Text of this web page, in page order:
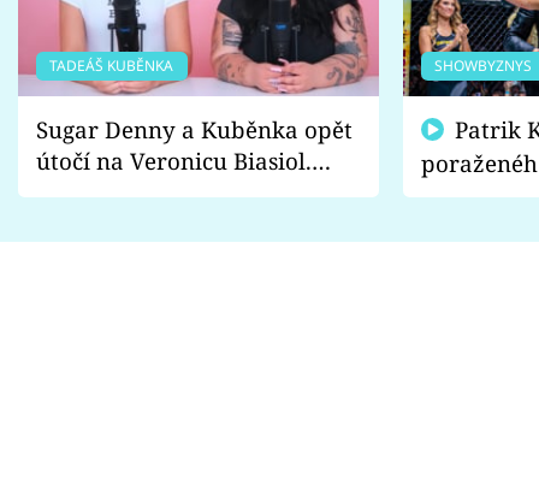
TADEÁŠ KUBĚNKA
Sugar Denny a Kuběnka opět
útočí na Veronicu Biasiol.
Proč je podle nich falešná a
SHOWBYZNYS
fanoušci